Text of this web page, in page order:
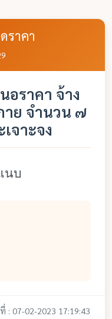
ราคา
อราคา จ้าง
าย จำนวน ๗
จาะจง
นบ
: 07-02-2023 17:19:43